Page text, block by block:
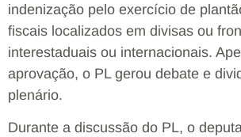
indenização pelo exercício de
fiscais localizados em divisas ou
interestaduais ou internacionais.
aprovação, o PL gerou debate e
plenário.
Durante a discussão do PL, o